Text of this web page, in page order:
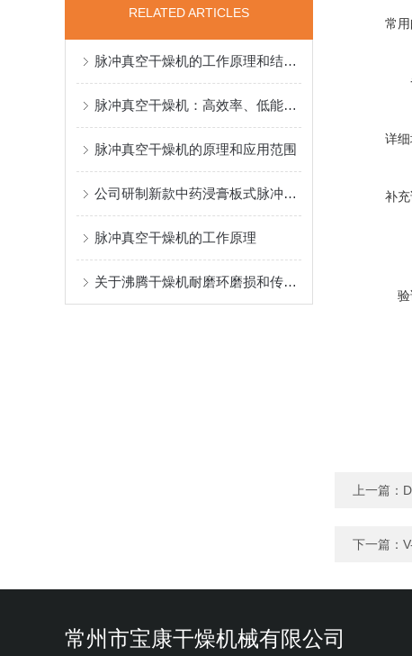
RELATED ARTICLES
脉冲真空干燥机的工作原理和结构组成
脉冲真空干燥机：高效率、低能耗的干燥设备
脉冲真空干燥机的原理和应用范围
公司研制新款中药浸膏板式脉冲真空干燥机
脉冲真空干燥机的工作原理
关于沸腾干燥机耐磨环磨损和传动健磨损的故障与处理
常用
详细
补充
验
上一篇：
下一篇：
常州市宝康干燥机械有限公司